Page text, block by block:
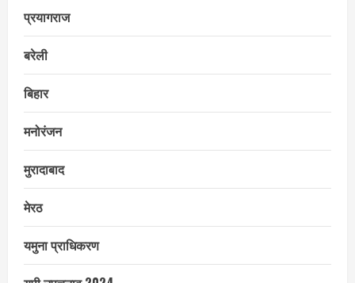
प्रयागराज
बरेली
बिहार
मनोरंजन
मुरादाबाद
मेरठ
यमुना प्राधिकरण